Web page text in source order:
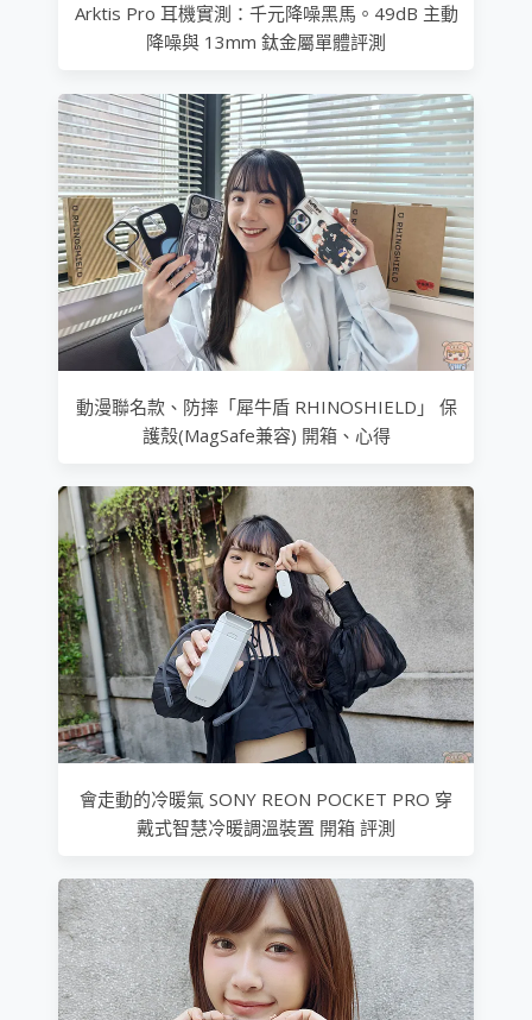
Arktis Pro 耳機實測：千元降噪黑馬。49dB 主動
降噪與 13mm 鈦金屬單體評測
動漫聯名款、防摔「犀牛盾 RHINOSHIELD」 保
護殼(MagSafe兼容) 開箱、心得
會走動的冷暖氣 SONY REON POCKET PRO 穿
戴式智慧冷暖調溫裝置 開箱 評測